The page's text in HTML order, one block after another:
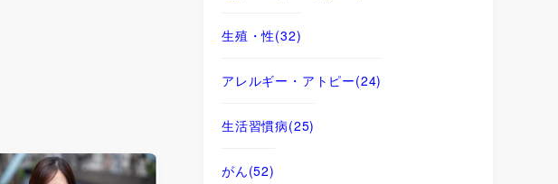
生殖・性(32)
アレルギー・アトピー(24)
生活習慣病(25)
がん(52)